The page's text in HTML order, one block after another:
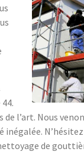
l’art. Nous
de